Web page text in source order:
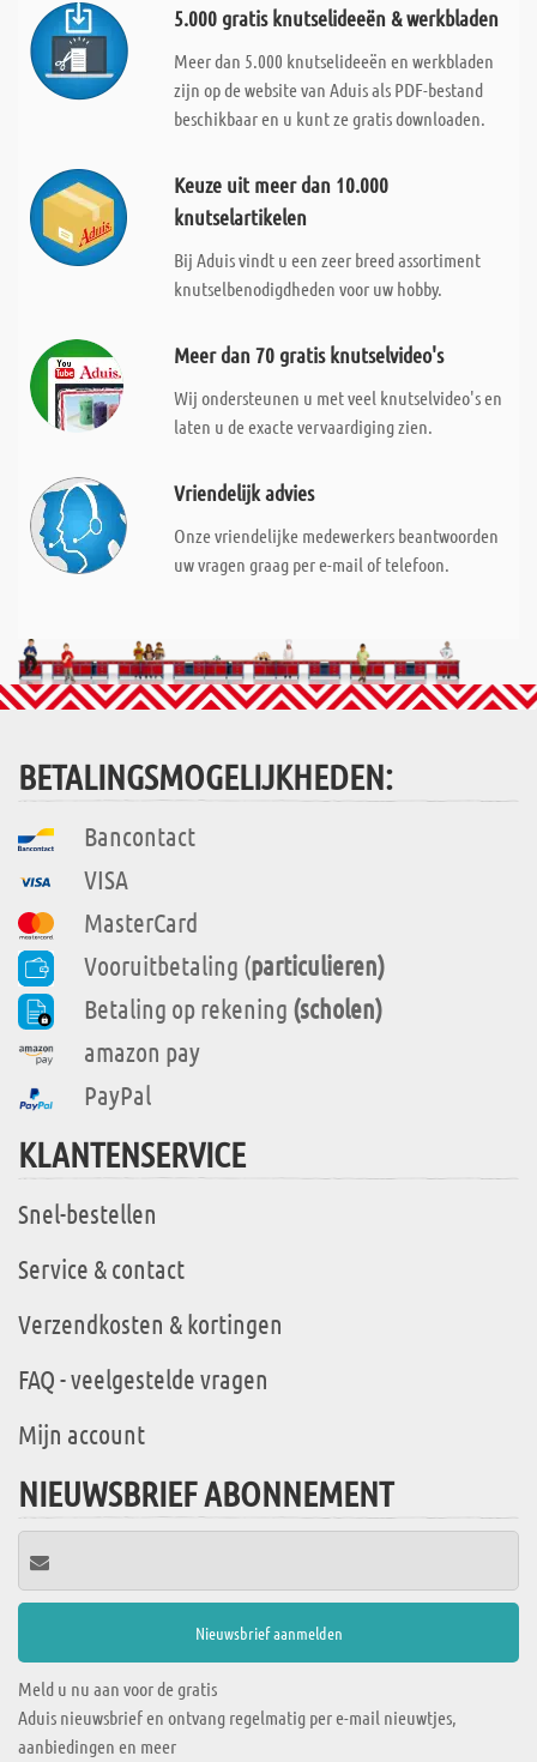
5.000 gratis knutselideeën & werkbladen
Meer dan 5.000 knutselideeën en werkbladen
zijn op de website van Aduis als PDF-bestand
beschikbaar en u kunt ze gratis downloaden.
Keuze uit meer dan 10.000
knutselartikelen
Bij Aduis vindt u een zeer breed assortiment
knutselbenodigdheden voor uw hobby.
Meer dan 70 gratis knutselvideo's
Wij ondersteunen u met veel knutselvideo's en
laten u de exacte vervaardiging zien.
Vriendelijk advies
Onze vriendelijke medewerkers beantwoorden
uw vragen graag per e-mail of telefoon.
BETALINGSMOGELIJKHEDEN:
Bancontact
VISA
MasterCard
Vooruitbetaling (particulieren)
Betaling op rekening (scholen)
amazon pay
PayPal
KLANTENSERVICE
Snel-bestellen
Service & contact
Verzendkosten & kortingen
FAQ - veelgestelde vragen
Mijn account
NIEUWSBRIEF ABONNEMENT
Meld u nu aan voor de gratis
Aduis nieuwsbrief en ontvang regelmatig per e-mail nieuwtjes,
aanbiedingen en meer